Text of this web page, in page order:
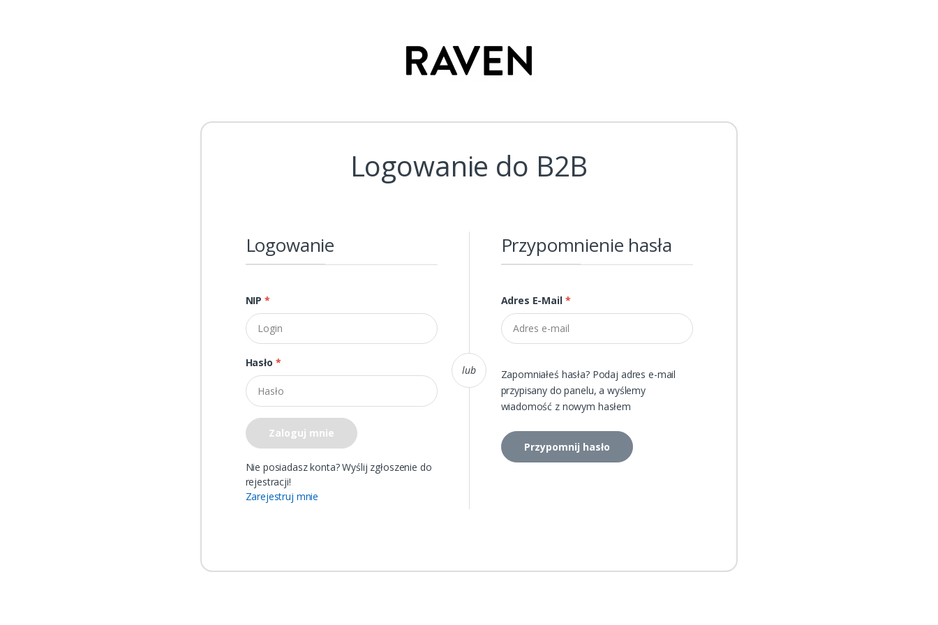
Logowanie do B2B
Logowanie
NIP *
Hasło *
Zaloguj mnie
Nie posiadasz konta? Wyślij zgłoszenie do
rejestracji!
Zarejestruj mnie
lub
Przypomnienie hasła
Adres E-Mail *
Zapomniałeś hasła? Podaj adres e-mail
przypisany do panelu, a wyślemy
wiadomość z nowym hasłem
Przypomnij hasło